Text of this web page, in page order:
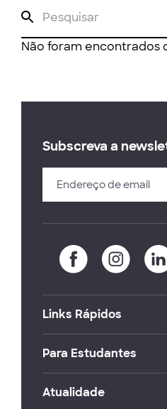
Não foram encontrados
Subscreva a
Links Rápidos
Para Estudantes
Atualidade